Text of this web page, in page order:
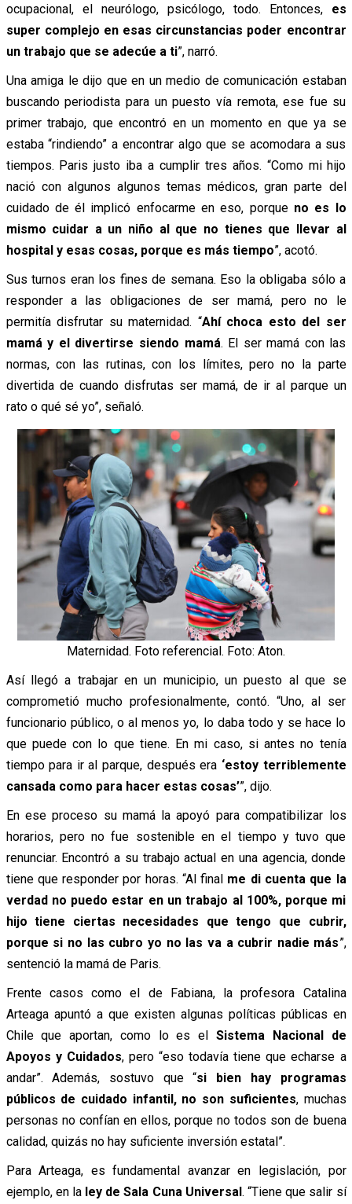
ocupacional, el neurólogo, psicólogo, todo. Entonces, es
super complejo en esas circunstancias poder encontrar
un trabajo que se adecúe a ti”, narró.
Una amiga le dijo que en un medio de comunicación estaban
buscando periodista para un puesto vía remota, ese fue su
primer trabajo, que encontró en un momento en que ya se
estaba “rindiendo” a encontrar algo que se acomodara a sus
tiempos. Paris justo iba a cumplir tres años. “Como mi hijo
nació con algunos algunos temas médicos, gran parte del
cuidado de él implicó enfocarme en eso, porqueno es lo
mismo cuidar a un niño al que no tienes que llevar al
hospital y esas cosas, porque es más tiempo”, acotó.
Sus turnos eran los fines de semana. Eso la obligaba sólo a
responder a las obligaciones de ser mamá, pero no le
permitía disfrutar su maternidad. “Ahí choca esto del ser
mamá y el divertirse siendo mamá. El ser mamá con las
normas, con las rutinas, con los límites, pero no la parte
divertida de cuando disfrutas ser mamá, de ir al parque un
rato o qué sé yo”, señaló.
Maternidad. Foto referencial. Foto: Aton.
Así llegó a trabajar en un municipio, un puesto al que se
comprometió mucho profesionalmente, contó. “Uno, al ser
funcionario público, o al menos yo, lo daba todo y se hace lo
que puede con lo que tiene. En mi caso, si antes no tenía
tiempo para ir al parque, después era ‘estoy terriblemente
cansada como para hacer estas cosas’”, dijo.
En ese proceso su mamá la apoyó para compatibilizar los
horarios, pero no fue sostenible en el tiempo y tuvo que
renunciar. Encontró a su trabajo actual en una agencia, donde
tiene que responder por horas. “Al final me di cuenta que la
verdad no puedo estar en un trabajo al 100%, porque mi
hijo tiene ciertas necesidades que tengo que cubrir,
porque si no las cubro yo no las va a cubrir nadie más”,
sentenció la mamá de Paris.
Frente casos como el de Fabiana, la profesora Catalina
Arteaga apuntó a que existen algunas políticas públicas en
Chile que aportan, como lo es el Sistema Nacional de
Apoyos y Cuidados, pero “eso todavía tiene que echarse a
andar”. Además, sostuvo que “si bien hay programas
públicos de cuidado infantil, no son suficientes, muchas
personas no confían en ellos, porque no todos son de buena
calidad, quizás no hay suficiente inversión estatal”.
Para Arteaga, es fundamental avanzar en legislación, por
ejemplo, en laley de Sala Cuna Universal. “Tiene que salir sí